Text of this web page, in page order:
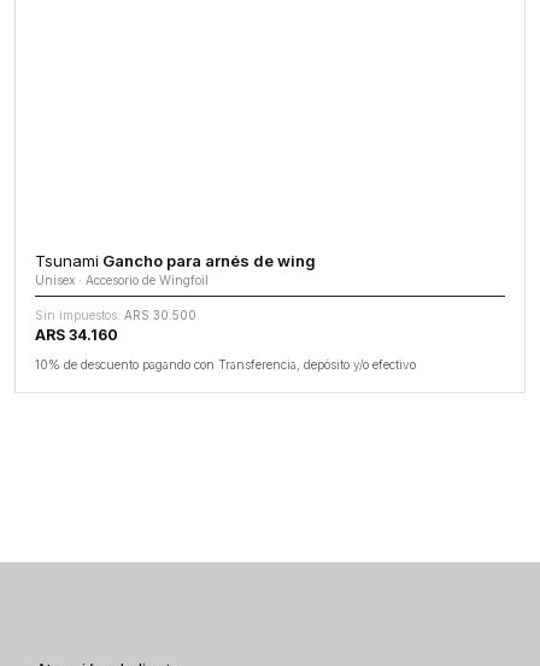
Tsunami Gancho para arnés de wing
Unisex · Accesorio de Wingfoil
Sin impuestos: ARS 30.500
ARS 34.160
10% de descuento pagando con Transferencia, depósito y/o efectivo